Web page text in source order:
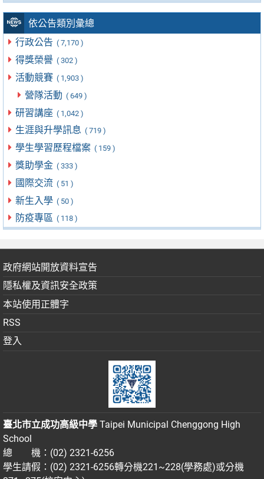
依公告類別彙總
行政公告 ( 7,170 )
得獎榮譽 ( 302 )
活動競賽 ( 1,903 )
營隊活動 ( 649 )
研習講座 ( 1,042 )
生涯與升學訊息 ( 719 )
學生學習歷程檔案 ( 159 )
獎助學金 ( 333 )
國際交流 ( 51 )
新生入學 ( 50 )
防疫專區 ( 118 )
政府網站開放資料宣告
隱私權及資訊安全政策
本站使用正體字
RSS
登入
臺北市立成功高級中學 Taipei Municipal Chenggong High
School
總 機：(02) 2321-6256
學生請假：(02) 2321-6256轉分機221~228(學務處)或分機